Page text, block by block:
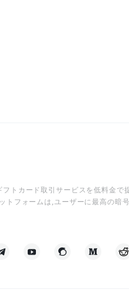
トカード取引サービスを低料金で
トフォームは,ユーザーに最高の暗